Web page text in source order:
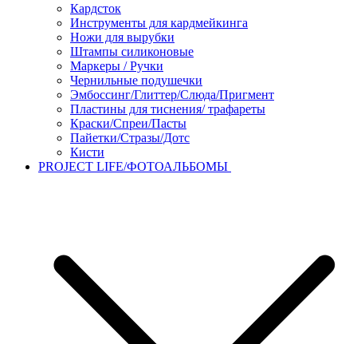
Кардсток
Инструменты для кардмейкинга
Ножи для вырубки
Штампы силиконовые
Маркеры / Ручки
Чернильные подушечки
Эмбоссинг/Глиттер/Слюда/Пригмент
Пластины для тиснения/ трафареты
Краски/Спреи/Пасты
Пайетки/Стразы/Дотс
Кисти
PROJECT LIFE/ФОТОАЛЬБОМЫ